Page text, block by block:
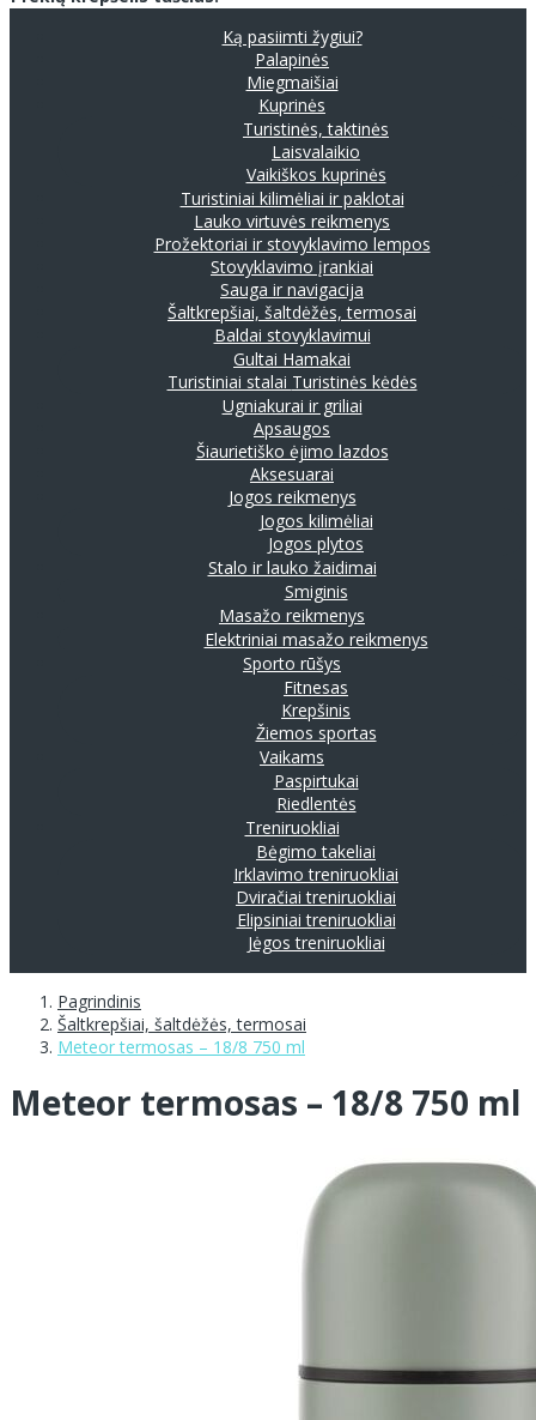
Ką pasiimti žygiui?
Palapinės
Miegmaišiai
Kuprinės
Turistinės, taktinės
Laisvalaikio
Vaikiškos kuprinės
Turistiniai kilimėliai ir paklotai
Lauko virtuvės reikmenys
Prožektoriai ir stovyklavimo lempos
Stovyklavimo įrankiai
Sauga ir navigacija
Šaltkrepšiai, šaltdėžės, termosai
Baldai stovyklavimui
Gultai Hamakai
Turistiniai stalai Turistinės kėdės
Ugniakurai ir griliai
Apsaugos
Šiaurietiško ėjimo lazdos
Aksesuarai
Jogos reikmenys
Jogos kilimėliai
Jogos plytos
Stalo ir lauko žaidimai
Smiginis
Masažo reikmenys
Elektriniai masažo reikmenys
Sporto rūšys
Fitnesas
Krepšinis
Žiemos sportas
Vaikams
Paspirtukai
Riedlentės
Treniruokliai
Bėgimo takeliai
Irklavimo treniruokliai
Dviračiai treniruokliai
Elipsiniai treniruokliai
Jėgos treniruokliai
Pagrindinis
Šaltkrepšiai, šaltdėžės, termosai
Meteor termosas – 18/8 750 ml
Meteor termosas – 18/8 750 ml